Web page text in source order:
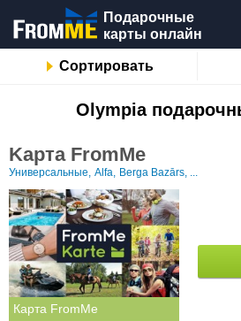
Подарочные
карты онлайн
Сортировать
Olympia
Kарта FromMe
Универсальные, Alfa, Berga Bazārs, ...
Карта FromMe